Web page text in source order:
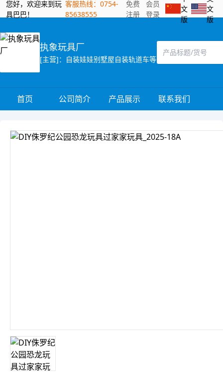
您好，欢迎来到玩
具巴巴！
客服热线：0754-
85638555
免费
注册
会员
登录
文
版
文
版
执象玩具厂
[主营]：自装娃娃别墅屋自装轨道车等
首页 公司简介 产品展示 联系我们